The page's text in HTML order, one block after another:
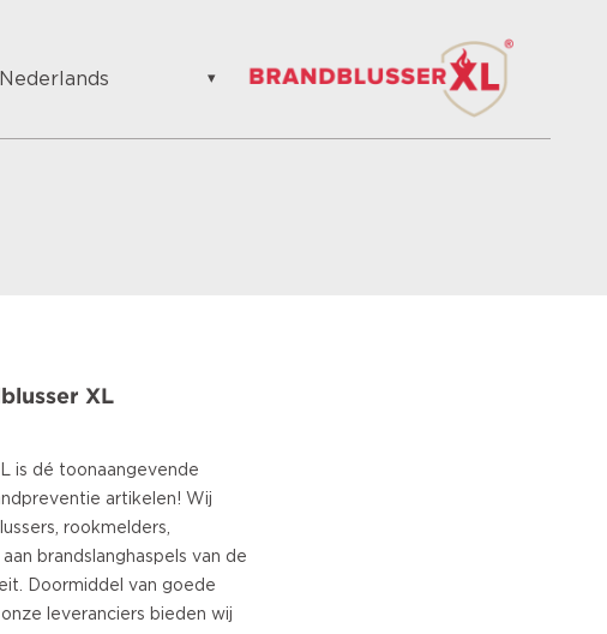
Nederlands
Croatian
Turkish
Norwegian
Swedish
XL
is dé toonaangevende
artikelen! Wij
rookmelders,
brandslanghaspels van de
Doormiddel van goede
leveranciers bieden wij